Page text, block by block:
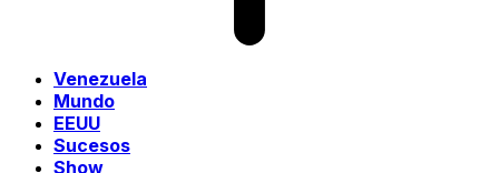
Venezuela
Mundo
EEUU
Sucesos
Show